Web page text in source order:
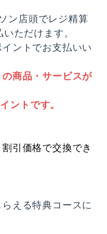
ン店頭でレジ精算
ただけます。
ントでお支払いい
商品・サービスが
ントです。
引価格で交換でき
える特典コースに